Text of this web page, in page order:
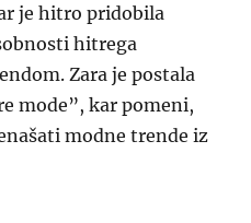
je hitro pridobila
hitrega
Zara je postala
mode”, kar pomeni,
modne trende iz